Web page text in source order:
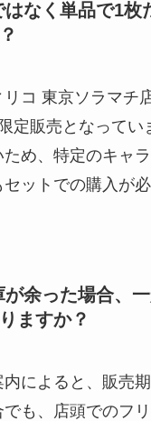
なく単品で1枚
コ 東京ソラマチ
定販売となってい
め、特定のキャ
ットでの購入が
余った場合、
ますか？
によると、販売
も、店頭でのフ